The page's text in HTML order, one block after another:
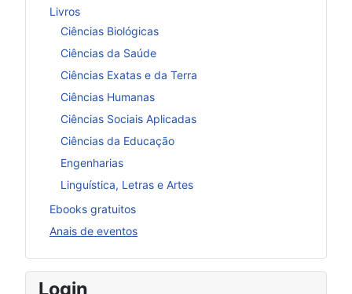
Livros
Ciências Biológicas
Ciências da Saúde
Ciências Exatas e da Terra
Ciências Humanas
Ciências Sociais Aplicadas
Ciências da Educação
Engenharias
Linguística, Letras e Artes
Ebooks gratuitos
Anais de eventos
Login